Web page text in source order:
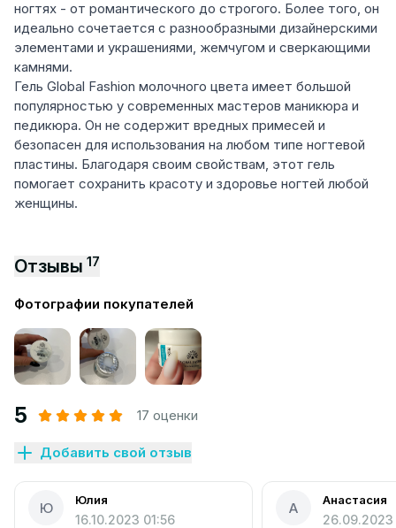
ногтях - от романтического до строгого. Более того, он
идеально сочетается с разнообразными дизайнерскими
элементами и украшениями, жемчугом и сверкающими
камнями.
Гель Global Fashion молочного цвета имеет большой
популярностью у современных мастеров маникюра и
педикюра. Он не содержит вредных примесей и
безопасен для использования на любом типе ногтевой
пластины. Благодаря своим свойствам, этот гель
помогает сохранить красоту и здоровье ногтей любой
женщины.
Отзывы 17
Фотографии покупателей
5 17 оценки
Добавить свой отзыв
Ю Юлия
16.10.2023 01:56
А Анастасия